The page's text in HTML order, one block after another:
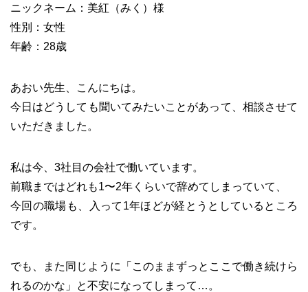
ニックネーム：美紅（みく）様
性別：女性
年齢：28歳
あおい先生、こんにちは。
今日はどうしても聞いてみたいことがあって、相談させて
いただきました。
私は今、3社目の会社で働いています。
前職まではどれも1〜2年くらいで辞めてしまっていて、
今回の職場も、入って1年ほどが経とうとしているところ
です。
でも、また同じように「このままずっとここで働き続けら
れるのかな」と不安になってしまって…。